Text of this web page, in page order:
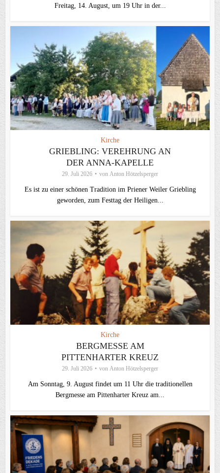
Freitag, 14. August, um 19 Uhr in der...
Kirche
GRIEBLING: VEREHRUNG AN
DER ANNA-KAPELLE
29. Juli 2026 von Anton Hötzelsperger
Es ist zu einer schönen Tradition im Priener Weiler Griebling
geworden, zum Festtag der Heiligen...
Kirche
BERGMESSE AM
PITTENHARTER KREUZ
29. Juli 2026 von Anton Hötzelsperger
Am Sonntag, 9. August findet um 11 Uhr die traditionellen
Bergmesse am Pittenharter Kreuz am...